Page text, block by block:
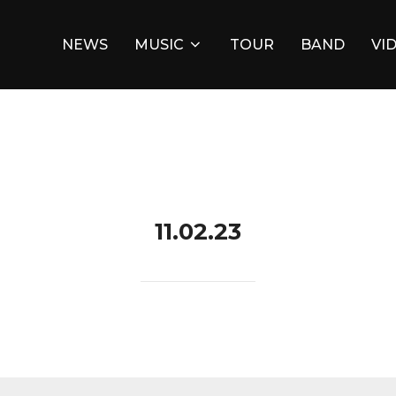
NEWS MUSIC TOUR BAND
11.02.23